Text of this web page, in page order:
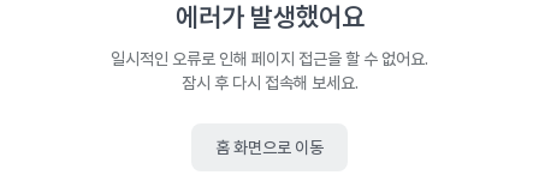
에러가 발생했어요
일시적인 오류로 인해 페이지 접근을 할 수 없어요.
잠시 후 다시 접속해 보세요.
홈 화면으로 이동